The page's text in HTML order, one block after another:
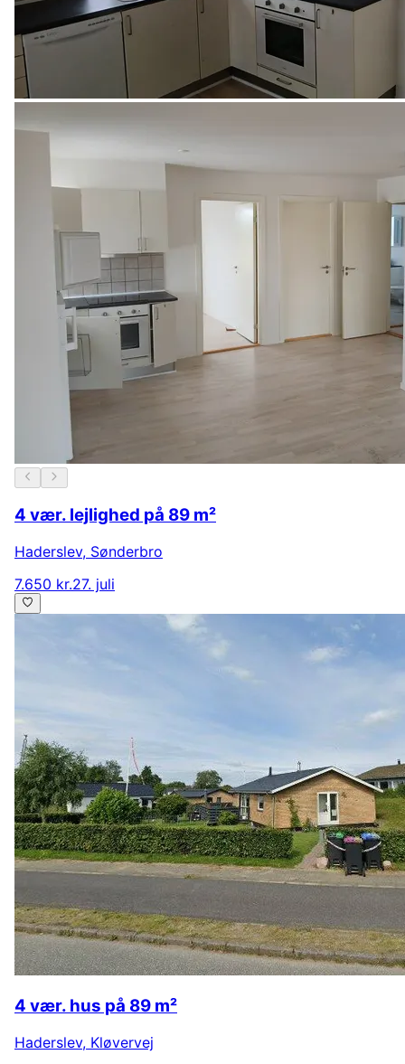
4 vær. lejlighed på 89 m²
Haderslev, Sønderbro
7.650 kr.27. juli
4 vær. hus på 89 m²
Haderslev, Kløvervej